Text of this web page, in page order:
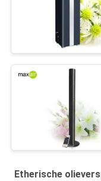
Etherische